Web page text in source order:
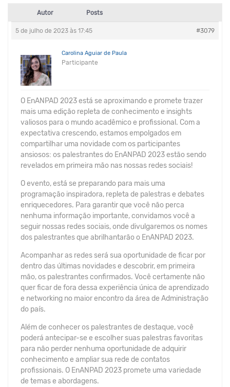
Autor Posts
5 de julho de 2023 às 17:45 #3079
Carolina Aguiar de Paula
Participante
O EnANPAD 2023 está se aproximando e promete trazer
mais uma edição repleta de conhecimento e insights
valiosos para o mundo acadêmico e profissional. Com a
expectativa crescendo, estamos empolgados em
compartilhar uma novidade com os participantes
ansiosos: os palestrantes do EnANPAD 2023 estão sendo
revelados em primeira mão nas nossas redes sociais!
O evento, está se preparando para mais uma
programação inspiradora, repleta de palestras e debates
enriquecedores. Para garantir que você não perca
nenhuma informação importante, convidamos você a
seguir nossas redes sociais, onde divulgaremos os nomes
dos palestrantes que abrilhantarão o EnANPAD 2023.
Acompanhar as redes será sua oportunidade de ficar por
dentro das últimas novidades e descobrir, em primeira
mão, os palestrantes confirmados. Você certamente não
quer ficar de fora dessa experiência única de aprendizado
e networking no maior encontro da área de Administração
do país.
Além de conhecer os palestrantes de destaque, você
poderá antecipar-se e escolher suas palestras favoritas
para não perder nenhuma oportunidade de adquirir
conhecimento e ampliar sua rede de contatos
profissionais. O EnANPAD 2023 promete uma variedade
de temas e abordagens.